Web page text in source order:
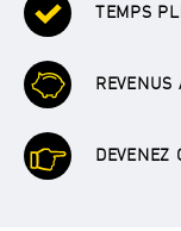
TEMPS
REVENUS
DEVENEZ